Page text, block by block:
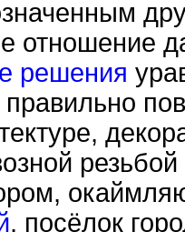
отношение
решения
, посёлок